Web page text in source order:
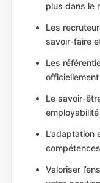
plus dans le
Les
savoir-faire
Les
Le savoir-
Valoriser